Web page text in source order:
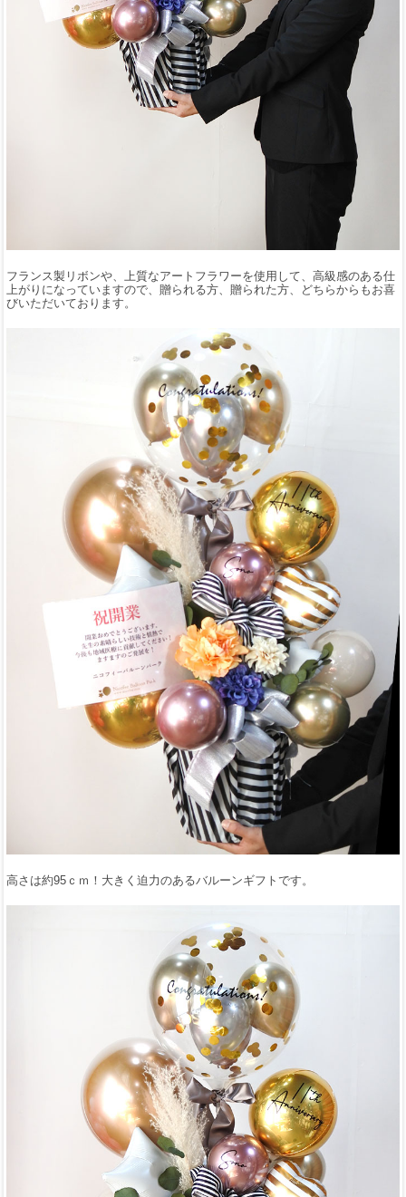
フランス製リボンや、上質なアートフラワーを使用して、高級感のある仕
上がりになっていますので、贈られる方、贈られた方、どちらからもお喜
びいただいております。
高さは約95ｃｍ！大きく迫力のあるバルーンギフトです。